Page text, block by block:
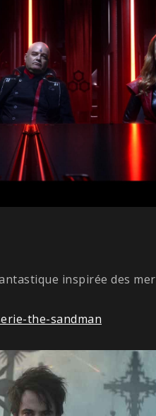
inspirée des
the-sandman